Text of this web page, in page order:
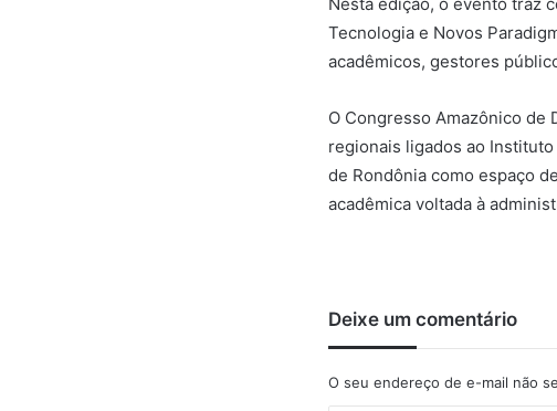
Nesta edição, o evento traz
Tecnologia e Novos
acadêmicos, gestores
O Congresso Amazônico
regionais ligados ao
de Rondônia como espaço
acadêmica voltada à
Deixe um comentário
O seu endereço de e-mail não